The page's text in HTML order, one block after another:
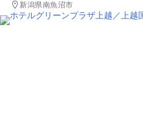
新潟県南魚沼市